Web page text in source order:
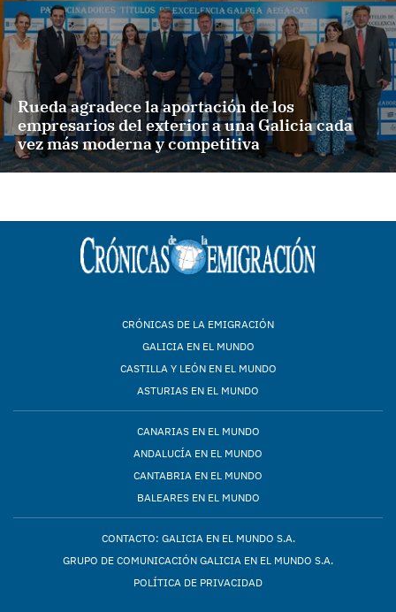
Rueda agradece la aportación de los
empresarios del exterior a una Galicia cada
vez más moderna y competitiva
CRÓNICAS DE LA EMIGRACIÓN
GALICIA EN EL MUNDO
CASTILLA Y LEÓN EN EL MUNDO
ASTURIAS EN EL MUNDO
CANARIAS EN EL MUNDO
ANDALUCÍA EN EL MUNDO
CANTABRIA EN EL MUNDO
BALEARES EN EL MUNDO
CONTACTO: GALICIA EN EL MUNDO S.A.
GRUPO DE COMUNICACIÓN GALICIA EN EL MUNDO S.A.
POLÍTICA DE PRIVACIDAD